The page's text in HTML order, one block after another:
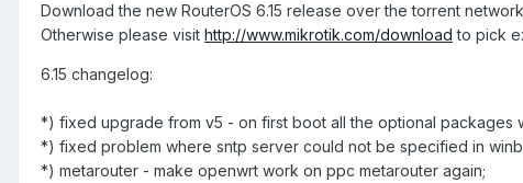
Download the new RouterOS 6.15 release over the torrent
Otherwise please visit http://www.mikrotik.com/download to pick
6.15 changelog:
*) fixed upgrade from v5 - on first boot all the optional packages
*) fixed problem where sntp server could not be specified in
*) metarouter - make openwrt work on ppc metarouter again;